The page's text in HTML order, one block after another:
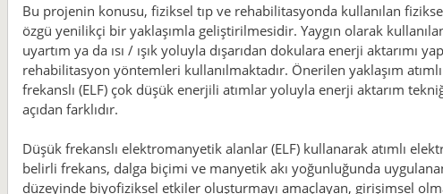
Bu projenin konusu, fiziksel tıp ve rehabilitasyonda kullanılan
özgü yenilikçi bir yaklaşımla geliştirilmesidir. Yaygın olarak
uyartım ya da ısı / ışık yoluyla dışarıdan dokulara enerji aktarımı
rehabilitasyon yöntemleri kullanılmaktadır. Önerilen yaklaşım
frekanslı (ELF) çok düşük enerjili atımlar yoluyla enerji aktarım
açıdan farklıdır.
Düşük frekanslı elektromanyetik alanlar (ELF) kullanarak atımlı
belirli frekans, dalga biçimi ve manyetik akı yoğunluğunda
düzeyinde biyofiziksel etkiler oluşturmayı amaçlayan, girişimsel